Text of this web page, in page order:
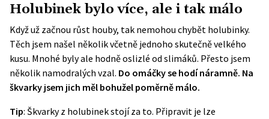
Holubinek bylo více, ale i tak málo
Když už začnou růst houby, tak nemohou chybět holubinky.
Těch jsem našel několik včetně jednoho skutečně velkého
kusu. Mnohé byly ale hodně oslizlé od slimáků. Přesto jsem
několik namodralých vzal. Do omáčky se hodí náramně. Na
škvarky jsem jich měl bohužel poměrně málo.
Tip: Škvarky z holubinek stojí za to. Připravit je lze